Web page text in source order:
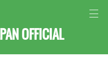
OFFICIAL